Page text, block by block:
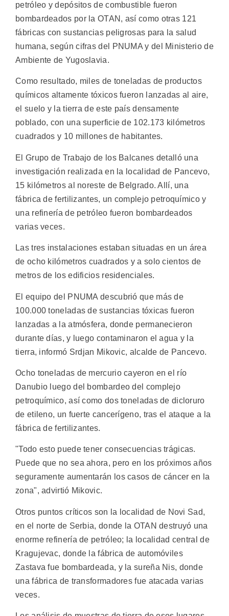
petróleo y depósitos de combustible fueron
bombardeados por la OTAN, así como otras 121
fábricas con sustancias peligrosas para la salud
humana, según cifras del PNUMA y del Ministerio de
Ambiente de Yugoslavia.
Como resultado, miles de toneladas de productos
químicos altamente tóxicos fueron lanzadas al aire,
el suelo y la tierra de este país densamente
poblado, con una superficie de 102.173 kilómetros
cuadrados y 10 millones de habitantes.
El Grupo de Trabajo de los Balcanes detalló una
investigación realizada en la localidad de Pancevo,
15 kilómetros al noreste de Belgrado. Allí, una
fábrica de fertilizantes, un complejo petroquímico y
una refinería de petróleo fueron bombardeados
varias veces.
Las tres instalaciones estaban situadas en un área
de ocho kilómetros cuadrados y a solo cientos de
metros de los edificios residenciales.
El equipo del PNUMA descubrió que más de
100.000 toneladas de sustancias tóxicas fueron
lanzadas a la atmósfera, donde permanecieron
durante días, y luego contaminaron el agua y la
tierra, informó Srdjan Mikovic, alcalde de Pancevo.
Ocho toneladas de mercurio cayeron en el río
Danubio luego del bombardeo del complejo
petroquímico, así como dos toneladas de dicloruro
de etileno, un fuerte cancerígeno, tras el ataque a la
fábrica de fertilizantes.
"Todo esto puede tener consecuencias trágicas.
Puede que no sea ahora, pero en los próximos años
seguramente aumentarán los casos de cáncer en la
zona", advirtió Mikovic.
Otros puntos críticos son la localidad de Novi Sad,
en el norte de Serbia, donde la OTAN destruyó una
enorme refinería de petróleo; la localidad central de
Kragujevac, donde la fábrica de automóviles
Zastava fue bombardeada, y la sureña Nis, donde
una fábrica de transformadores fue atacada varias
veces.